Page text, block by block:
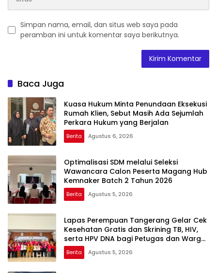
Simpan nama, email, dan situs web saya pada
peramban ini untuk komentar saya berikutnya.
Baca Juga
Kuasa Hukum Minta Penundaan Eksekusi
Rumah Klien, Sebut Masih Ada Sejumlah
Perkara Hukum yang Berjalan
Berita Agustus 6, 2026
Optimalisasi SDM melalui Seleksi
Wawancara Calon Peserta Magang Hub
Kemnaker Batch 2 Tahun 2026
Berita Agustus 5, 2026
Lapas Perempuan Tangerang Gelar Cek
Kesehatan Gratis dan Skrining TB, HIV,
serta HPV DNA bagi Petugas dan Warga
Binaan
Berita Agustus 5, 2026